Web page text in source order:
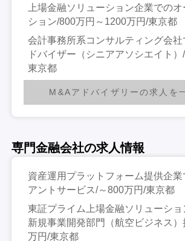
上場金融ソリューション企業での
ション/800万円～1200万円/東京都
会計事務所系コンサルティング会
ドバイザー（シニアアソシエイト
東京都
M&Aアドバイザリーの求人を
専門金融会社の求人情報
資産運用プラットフォーム提供企業
アントサービス/～800万円/東京都
東証プライム上場金融ソリューシ
新規事業開発部門（航空ビジネス
万円/東京都